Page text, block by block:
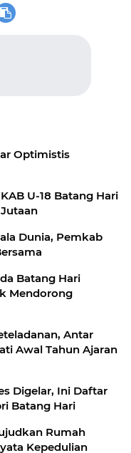
Optimistis
U-18 Batang Hari
Dunia, Pemkab
Batang Hari
Mendorong
Antar
Awal Tahun Ajaran
Digelar, Ini Daftar
Batang Hari
Rumah
Kepedulian